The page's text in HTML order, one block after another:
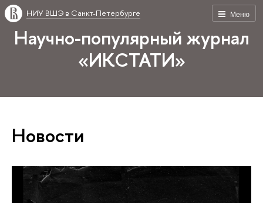
Меню
НИУ ВШЭ в Санкт-Петербурге
Научно-популярный журнал
«ИКСТАТИ»
Новости